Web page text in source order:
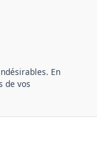
En
de vos